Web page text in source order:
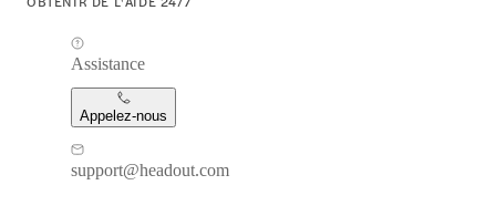
Assistance
Appelez-nous
support@headout.com